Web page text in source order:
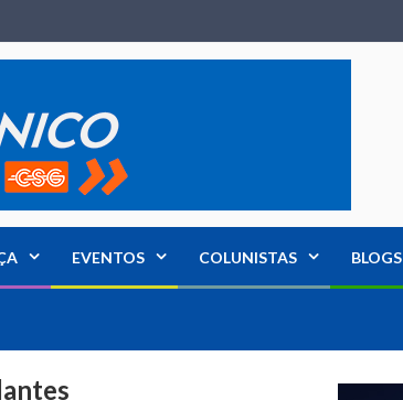
EVENTOS COLUNISTAS BLOGS